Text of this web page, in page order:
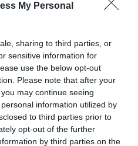
My Personal
sharing to third parties, or
sensitive information for
use the below opt-out
Please note that after your
may continue seeing
information utilized by
to third parties prior to
opt-out of the further
by third parties on the
νέας κυβέρνησης –
υπουργεία
των βουλευτών